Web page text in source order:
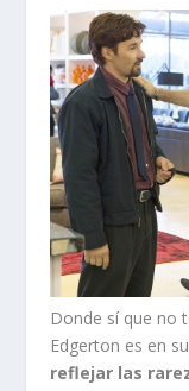
Donde sí que no
Edgerton es en
reflejar las